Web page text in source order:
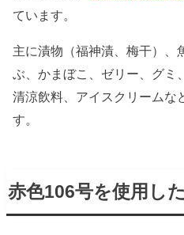
ています。
主に漬物（福神漬、梅干）、
ぶ、かまぼこ、ゼリー、グミ
清涼飲料、アイスクリームな
す。
赤色106号を使用し